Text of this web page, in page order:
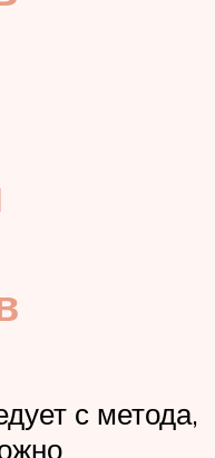
с метода,